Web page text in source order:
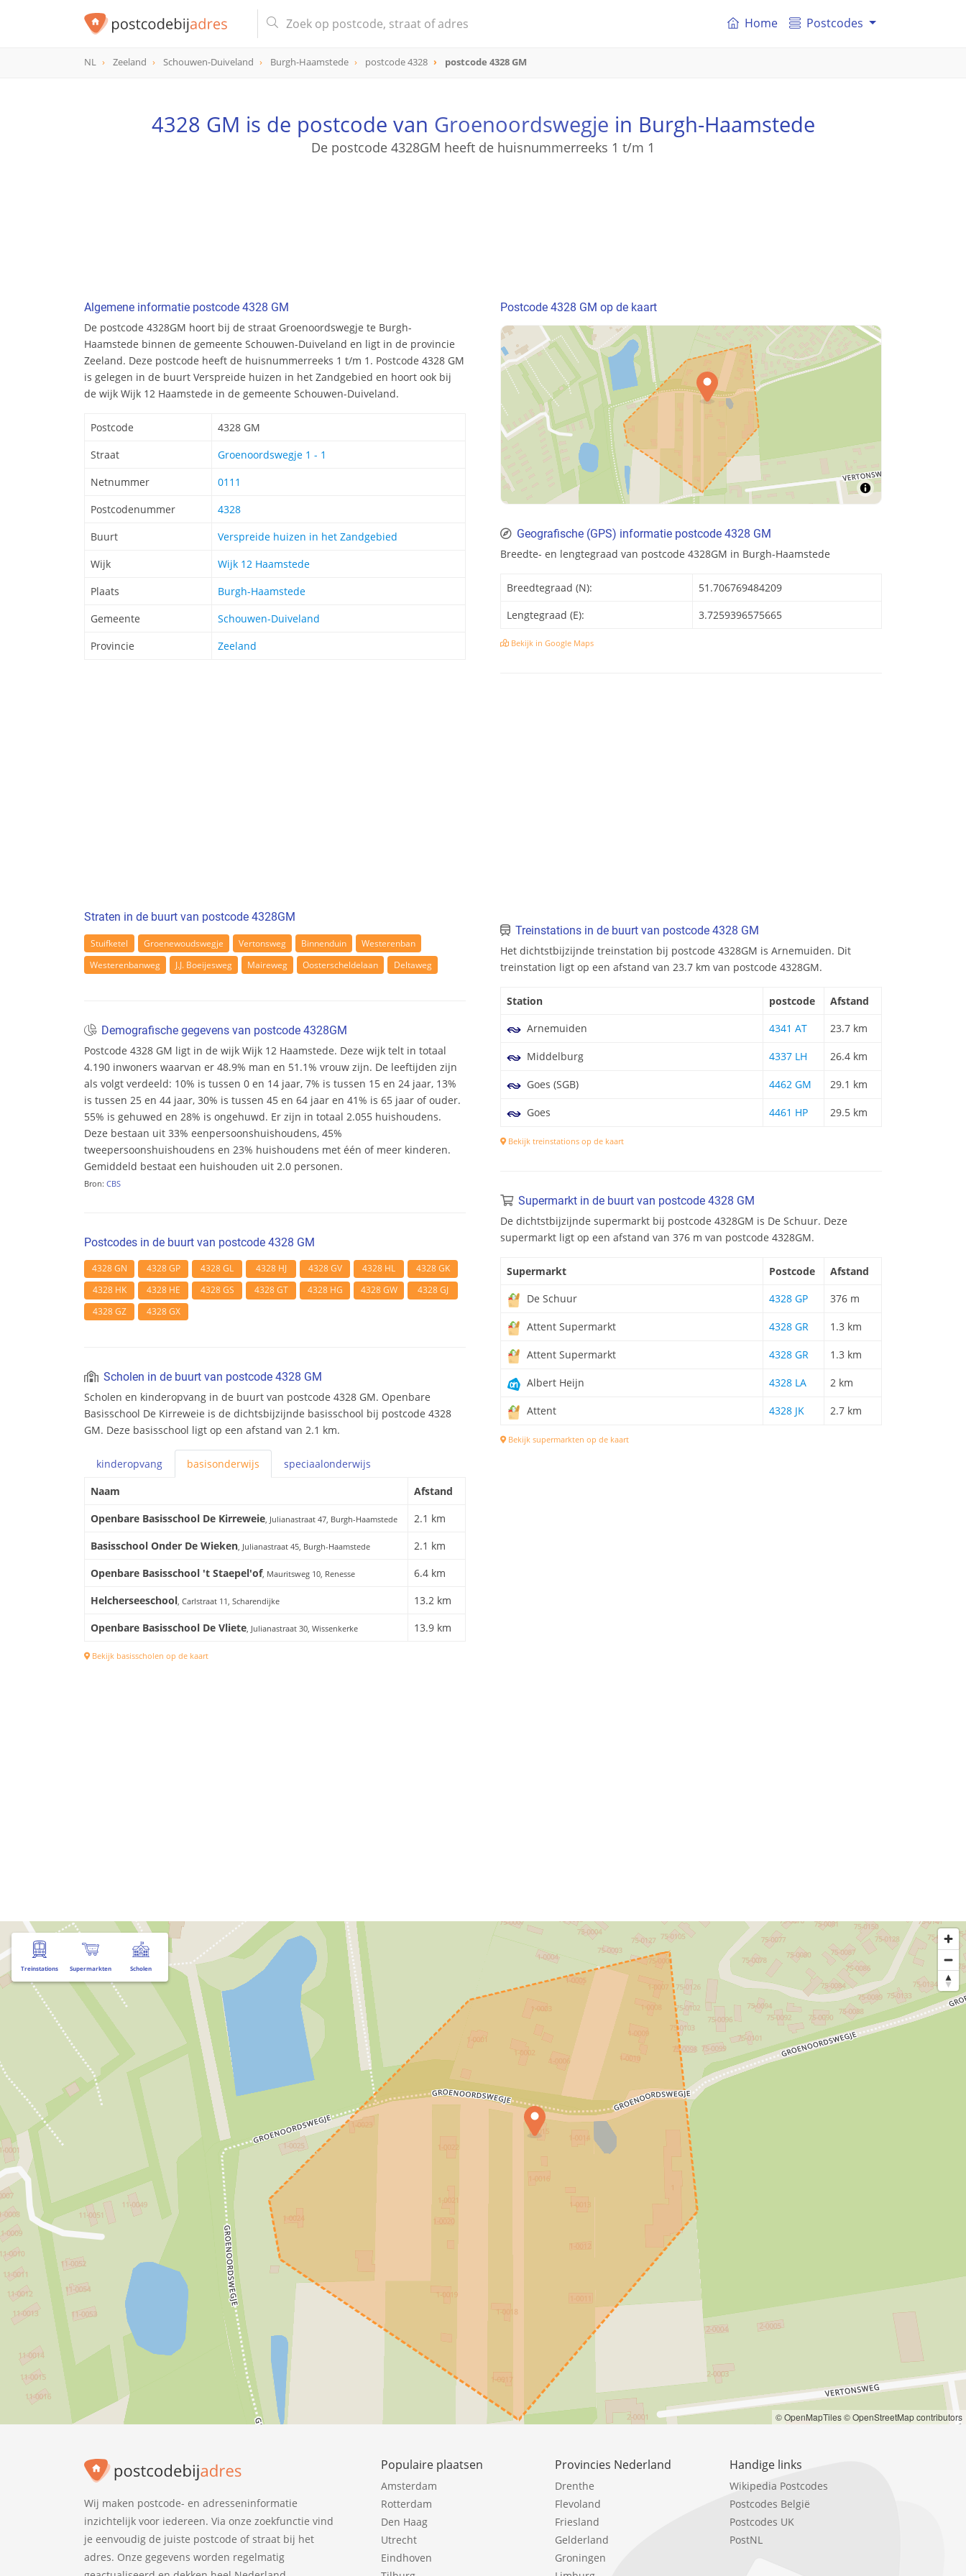
Home Postcodes
NL Zeeland Schouwen-Duiveland Burgh-Haamstede postcode 4328 postcode 4328 GM
4328 GM is de postcode van Groenoordswegje in Burgh-Haamstede
De postcode 4328GM heeft de huisnummerreeks 1 t/m 1
Algemene informatie postcode 4328 GM
De postcode 4328GM hoort bij de straat Groenoordswegje te Burgh-
Haamstede binnen de gemeente Schouwen-Duiveland en ligt in de provincie
Zeeland. Deze postcode heeft de huisnummerreeks 1 t/m 1. Postcode 4328 GM
is gelegen in de buurt Verspreide huizen in het Zandgebied en hoort ook bij
de wijk Wijk 12 Haamstede in de gemeente Schouwen-Duiveland.
Postcode
4328 GM
Straat
Groenoordswegje 1 - 1
Netnummer
0111
Postcodenummer
4328
Buurt
Verspreide huizen in het Zandgebied
Wijk
Wijk 12 Haamstede
Plaats
Burgh-Haamstede
Gemeente
Schouwen-Duiveland
Provincie
Zeeland
Straten in de buurt van postcode 4328GM
Stuifketel Groenewoudswegje Vertonsweg Binnenduin
Westerenban
Westerenbanweg
J.J. Boeijesweg Maireweg Oosterscheldelaan Deltaweg
Demografische gegevens van postcode 4328GM
Postcode 4328 GM ligt in de wijk Wijk 12 Haamstede. Deze wijk telt in totaal
4.190 inwoners waarvan er 48.9% man en 51.1% vrouw zijn. De leeftijden zijn
als volgt verdeeld: 10% is tussen 0 en 14 jaar, 7% is tussen 15 en 24 jaar, 13%
is tussen 25 en 44 jaar, 30% is tussen 45 en 64 jaar en 41% is 65 jaar of ouder.
55% is gehuwed en 28% is ongehuwd. Er zijn in totaal 2.055 huishoudens.
Deze bestaan uit 33% eenpersoonshuishoudens, 45%
tweepersoonshuishoudens en 23% huishoudens met één of meer kinderen.
Gemiddeld bestaat een huishouden uit 2.0 personen.
Bron: CBS
Postcodes in de buurt van postcode 4328 GM
4328 GN 4328 GP 4328 GL 4328 HJ 4328 GV 4328 HL
4328 GK
4328 HK
4328 HE 4328 GS 4328 GT 4328 HG 4328 GW
4328 GJ
4328 GZ
4328 GX
Scholen in de buurt van postcode 4328 GM
Scholen en kinderopvang in de buurt van postcode 4328 GM. Openbare
Basisschool De Kirreweie is de dichtsbijzijnde basisschool bij postcode 4328
GM. Deze basisschool ligt op een afstand van 2.1 km.
kinderopvang basisonderwijs speciaalonderwijs
Naam
Afstand
Openbare Basisschool De Kirreweie, Julianastraat 47, Burgh-Haamstede
2.1 km
Basisschool Onder De Wieken, Julianastraat 45, Burgh-Haamstede
2.1 km
Openbare Basisschool 't Staepel'of, Mauritsweg 10, Renesse
6.4 km
Helcherseeschool, Carlstraat 11, Scharendijke
13.2 km
Openbare Basisschool De Vliete, Julianastraat 30, Wissenkerke 13.9 km
Bekijk basisscholen op de kaart
Postcode 4328 GM op de kaart
Geografische (GPS) informatie postcode 4328 GM
Breedte- en lengtegraad van postcode 4328GM in Burgh-Haamstede
Breedtegraad (N):
51.706769484209
Lengtegraad (E):
3.7259396575665
Bekijk in Google Maps
Treinstations in de buurt van postcode 4328 GM
Het dichtstbijzijnde treinstation bij postcode 4328GM is Arnemuiden. Dit
treinstation ligt op een afstand van 23.7 km van postcode 4328GM.
Station postcode
Afstand
Arnemuiden
4341 AT 23.7 km
Middelburg 4337 LH 26.4 km
Goes (SGB) 4462 GM 29.1 km
Goes 4461 HP 29.5 km
Bekijk treinstations op de kaart
Supermarkt in de buurt van postcode 4328 GM
De dichtstbijzijnde supermarkt bij postcode 4328GM is De Schuur. Deze
supermarkt ligt op een afstand van 376 m van postcode 4328GM.
Supermarkt Postcode
Afstand
De Schuur
4328 GP 376 m
Attent Supermarkt 4328 GR 1.3 km
Attent Supermarkt 4328 GR 1.3 km
Albert Heijn 4328 LA 2 km
Attent 4328 JK 2.7 km
Bekijk supermarkten op de kaart
Treinstations Supermarkten Scholen
© OpenMapTiles© OpenStreetMap contributors
Wij maken postcode- en adresseninformatie
inzichtelijk voor iedereen. Via onze zoekfunctie vind
je eenvoudig de juiste postcode of straat bij het
adres. Onze gegevens worden regelmatig
Populaire plaatsen
Amsterdam
Rotterdam
Den Haag
Utrecht
Eindhoven
Provincies Nederland
Drenthe
Flevoland
Friesland
Gelderland
Groningen
Handige links
Wikipedia Postcodes
Postcodes België
Postcodes UK
PostNL